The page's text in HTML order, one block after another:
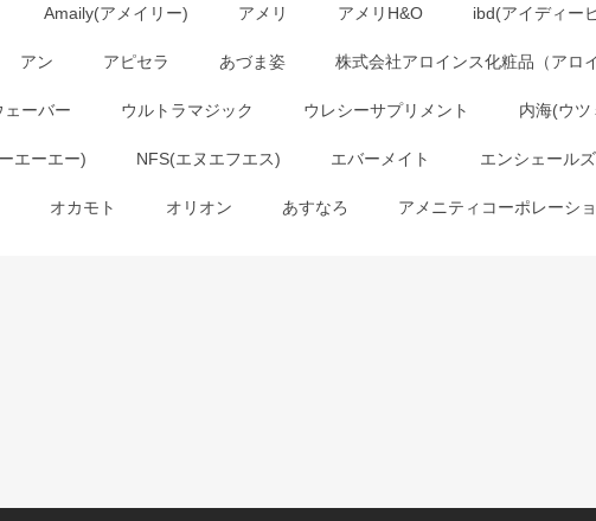
Amaily(アメイリー) アメリ アメリH&O ibd(アイディー
アン アピセラ あづま姿 株式会社アロインス化粧品（アロ
ェーバー ウルトラマジック ウレシーサプリメント 内海(ウツ
エーエー) NFS(エヌエフエス) エバーメイト エンシェールズ
オカモト オリオン あすなろ アメニティコーポレーシ